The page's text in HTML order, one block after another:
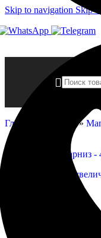
Skip to navigation Skip
Главная страница »
Нажмите, чтобы